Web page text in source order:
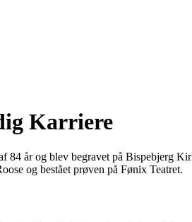
Karriere
84 år og blev begravet på Bispebjerg
og bestået prøven på Fønix Teatret.